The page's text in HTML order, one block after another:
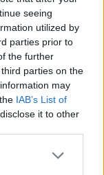
seeing
utilized by
parties prior to
the further
parties on the
may
IAB’s List of
it to other